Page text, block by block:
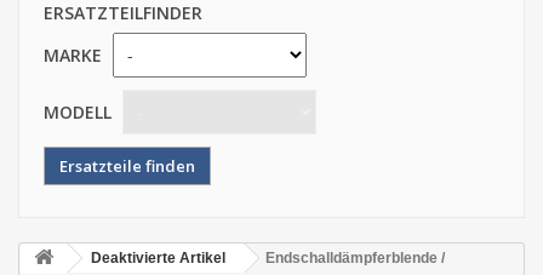
ERSATZTEILFINDER
MARKE
MODELL
Deaktivierte Artikel
Endschalldämpferblende /